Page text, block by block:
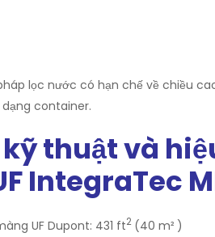
lọc nước có hạn chế về chiều
container.
kỹ thuật và
IntegraTec
UF Dupont: 431 ft2 (40 m² )